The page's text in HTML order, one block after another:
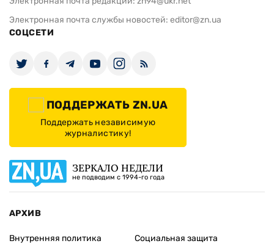
Электронная почта службы новостей: editor@zn.ua
СОЦСЕТИ
ПОДДЕРЖАТЬ ZN.UA
Поддержать независимую
журналистику!
ЗЕРКАЛО НЕДЕЛИ
не подводим с 1994-го года
АРХИВ
Внутренняя политика
Социальная защита